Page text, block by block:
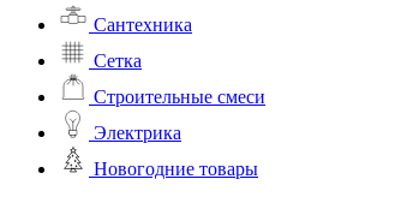
Сантехника
Сетка
Строительные смеси
Электрика
Новогодние товары